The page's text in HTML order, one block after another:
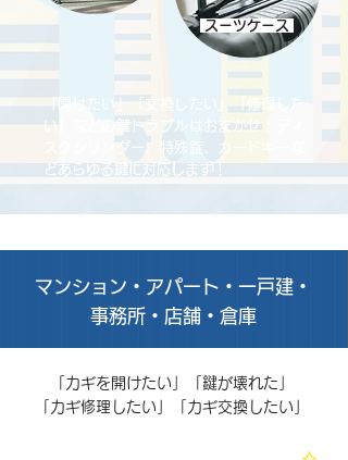
スーツケース
「開けたい」「交換したい」「修理した
い」などの鍵トラブルはおまかせ！ディ
スクシリンダー、特殊錠、カードキーな
どあらゆる鍵に対応します！
マンション・アパート・一戸建・
事務所・店舗・倉庫
「カギを開けたい」
「鍵が壊れた」
「カギ修理したい」「カギ交換したい」